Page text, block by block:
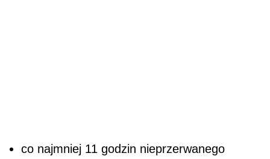
co najmniej 11 godzin nieprzerwanego